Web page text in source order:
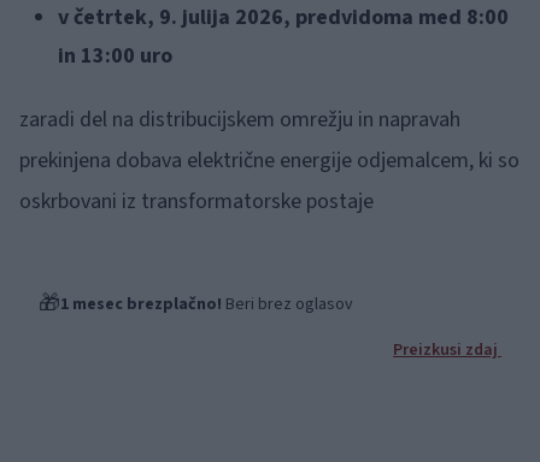
v četrtek, 9. julija 2026, predvidoma med 8:00
in 13:00 uro
zaradi del na distribucijskem omrežju in napravah
prekinjena dobava električne energije odjemalcem, ki so
oskrbovani iz transformatorske postaje
🎁1 mesec brezplačno! Beri brez oglasov
Preizkusi zdaj